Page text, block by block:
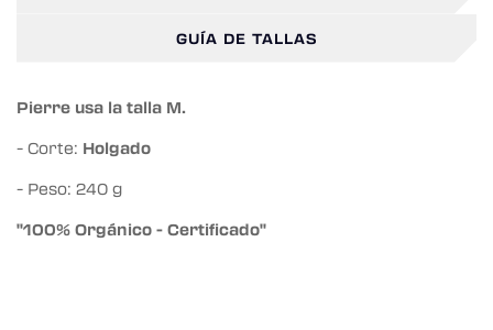
GUÍA DE TALLAS
Pierre usa la talla M.
- Corte: Holgado
- Peso: 240 g
"100% Orgánico - Certificado"